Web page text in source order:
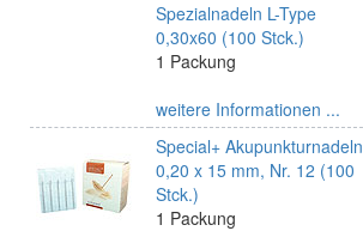
Spezialnadeln L-Type
0,30x60 (100 Stck.)
1 Packung
weitere Informationen ...
Special+ Akupunkturnadeln
0,20 x 15 mm, Nr. 12 (100
Stck.)
1 Packung